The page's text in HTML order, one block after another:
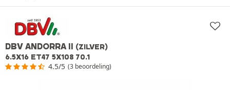
DBV ANDORRA II (ZILVER)
6.5X16 ET47 5X108 70.1
4.5/5 (3 beoordeling)